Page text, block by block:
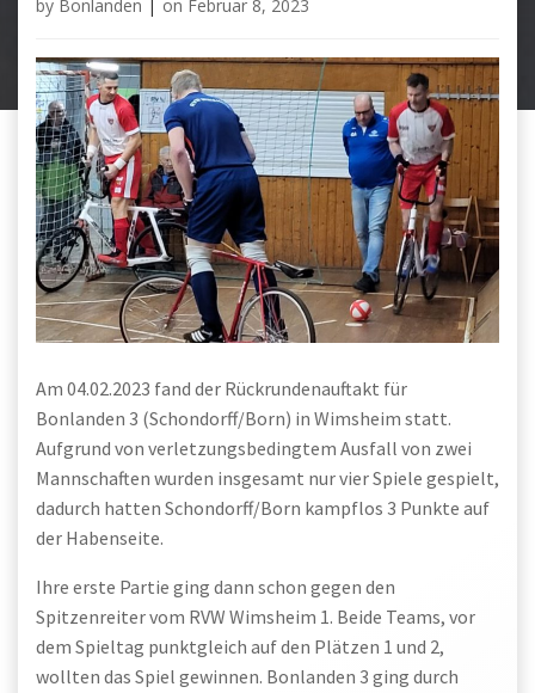
by Bonlanden | on Februar 8, 2023
Am 04.02.2023 fand der Rückrundenauftakt für
Bonlanden 3 (Schondorff/Born) in Wimsheim statt.
Aufgrund von verletzungsbedingtem Ausfall von zwei
Mannschaften wurden insgesamt nur vier Spiele gespielt,
dadurch hatten Schondorff/Born kampflos 3 Punkte auf
der Habenseite.
Ihre erste Partie ging dann schon gegen den
Spitzenreiter vom RVW Wimsheim 1. Beide Teams, vor
dem Spieltag punktgleich auf den Plätzen 1 und 2,
wollten das Spiel gewinnen. Bonlanden 3 ging durch